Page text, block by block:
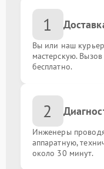
1
Вы или наш
мастерскую.
бесплатно.
2
Инженеры
аппаратную,
около 30 минут.